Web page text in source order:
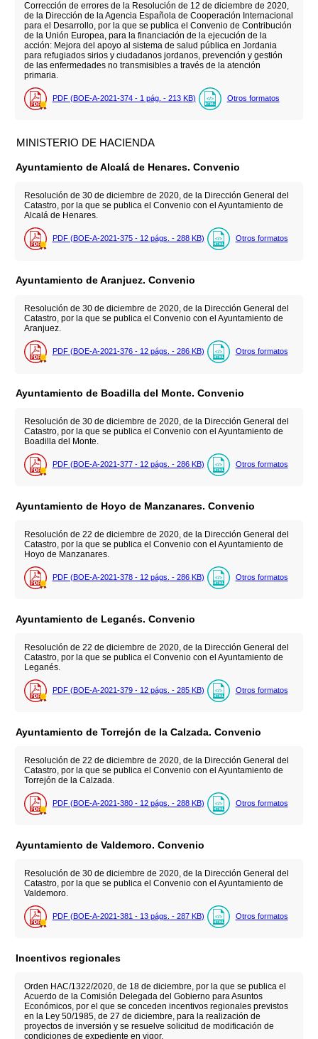
Corrección de errores de la Resolución de 12 de diciembre de 2020,
de la Dirección de la Agencia Española de Cooperación Internacional
para el Desarrollo, por la que se publica el Convenio de Contribución
de la Unión Europea, para la financiación de la ejecución de la
acción: Mejora del apoyo al sistema de salud pública en Jordania
para refugiados sirios y ciudadanos jordanos, prevención y gestión
de las enfermedades no transmisibles a través de la atención
primaria.
PDF (BOE-A-2021-374 - 1 pág. - 213 KB) Otros formatos
MINISTERIO DE HACIENDA
Ayuntamiento de Alcalá de Henares. Convenio
Resolución de 30 de diciembre de 2020, de la Dirección General del
Catastro, por la que se publica el Convenio con el Ayuntamiento de
Alcalá de Henares.
PDF (BOE-A-2021-375 - 12 págs. - 288 KB) Otros formatos
Ayuntamiento de Aranjuez. Convenio
Resolución de 30 de diciembre de 2020, de la Dirección General del
Catastro, por la que se publica el Convenio con el Ayuntamiento de
Aranjuez.
PDF (BOE-A-2021-376 - 12 págs. - 286 KB) Otros formatos
Ayuntamiento de Boadilla del Monte. Convenio
Resolución de 30 de diciembre de 2020, de la Dirección General del
Catastro, por la que se publica el Convenio con el Ayuntamiento de
Boadilla del Monte.
PDF (BOE-A-2021-377 - 12 págs. - 286 KB) Otros formatos
Ayuntamiento de Hoyo de Manzanares. Convenio
Resolución de 22 de diciembre de 2020, de la Dirección General del
Catastro, por la que se publica el Convenio con el Ayuntamiento de
Hoyo de Manzanares.
PDF (BOE-A-2021-378 - 12 págs. - 286 KB) Otros formatos
Ayuntamiento de Leganés. Convenio
Resolución de 22 de diciembre de 2020, de la Dirección General del
Catastro, por la que se publica el Convenio con el Ayuntamiento de
Leganés.
PDF (BOE-A-2021-379 - 12 págs. - 285 KB) Otros formatos
Ayuntamiento de Torrejón de la Calzada. Convenio
Resolución de 22 de diciembre de 2020, de la Dirección General del
Catastro, por la que se publica el Convenio con el Ayuntamiento de
Torrejón de la Calzada.
PDF (BOE-A-2021-380 - 12 págs. - 288 KB) Otros formatos
Ayuntamiento de Valdemoro. Convenio
Resolución de 30 de diciembre de 2020, de la Dirección General del
Catastro, por la que se publica el Convenio con el Ayuntamiento de
Valdemoro.
PDF (BOE-A-2021-381 - 13 págs. - 287 KB) Otros formatos
Incentivos regionales
Orden HAC/1322/2020, de 18 de diciembre, por la que se publica el
Acuerdo de la Comisión Delegada del Gobierno para Asuntos
Económicos, por el que se conceden incentivos regionales previstos
en la Ley 50/1985, de 27 de diciembre, para la realización de
proyectos de inversión y se resuelve solicitud de modificación de
condiciones de expediente en vigor.